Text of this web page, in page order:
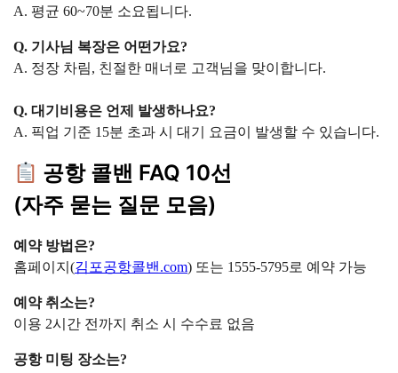
A. 평균 60~70분 소요됩니다.
Q. 기사님 복장은 어떤가요?
A. 정장 차림, 친절한 매너로 고객님을 맞이합니다.
Q. 대기비용은 언제 발생하나요?
A. 픽업 기준 15분 초과 시 대기 요금이 발생할 수 있습니다.
공항 콜밴 FAQ 10선
(자주 묻는 질문 모음)
예약 방법은?
홈페이지(김포공항콜밴.com) 또는 1555-5795로 예약 가능
예약 취소는?
이용 2시간 전까지 취소 시 수수료 없음
공항 미팅 장소는?